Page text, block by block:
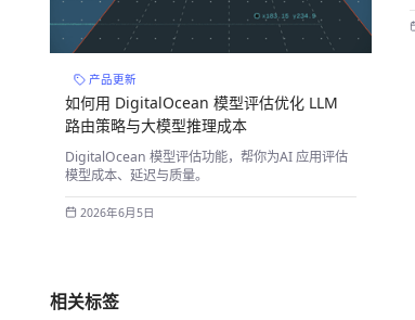
产品更新
如何用 DigitalOcean 模型评估优化 LLM
路由策略与大模型推理成本
DigitalOcean 模型评估功能，帮你为AI 应用评估
模型成本、延迟与质量。
2026年6月5日
相关标签